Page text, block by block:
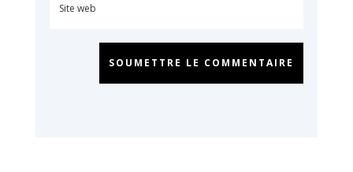
SOUMETTRE LE COMMENTAIRE